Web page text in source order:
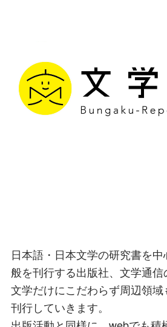
日本語・日本文学の研究書を
般を刊行する出版社、文学通信
文学だけにこだわらず周辺領
刊行していきます。